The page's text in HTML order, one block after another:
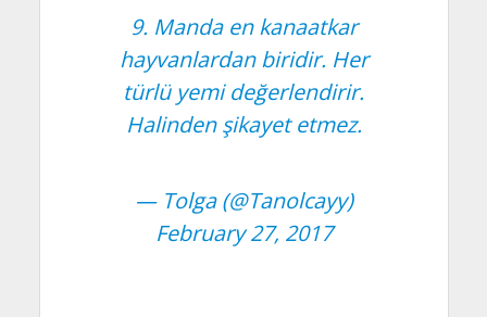
9. Manda en kanaatkar
hayvanlardan biridir. Her
türlü yemi değerlendirir.
Halinden şikayet etmez.
— Tolga (@Tanolcayy)
February 27, 2017